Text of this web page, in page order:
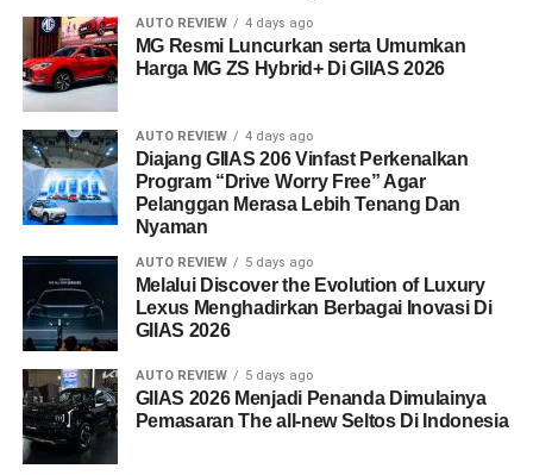
AUTO REVIEW 4 days ago
MG Resmi Luncurkan serta Umumkan
Harga MG ZS Hybrid+ Di GIIAS 2026
AUTO REVIEW 4 days ago
Diajang GIIAS 206 Vinfast Perkenalkan
Program “Drive Worry Free” Agar
Pelanggan Merasa Lebih Tenang Dan
Nyaman
AUTO REVIEW 5 days ago
Melalui Discover the Evolution of Luxury
Lexus Menghadirkan Berbagai Inovasi Di
GIIAS 2026
AUTO REVIEW 5 days ago
GIIAS 2026 Menjadi Penanda Dimulainya
Pemasaran The all-new Seltos Di Indonesia